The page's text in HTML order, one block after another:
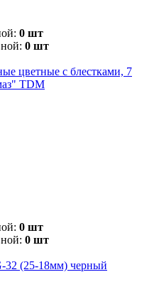
0 шт
0 шт
цветные с блестками, 7
TDM
0 шт
0 шт
32 (25-18мм) черный